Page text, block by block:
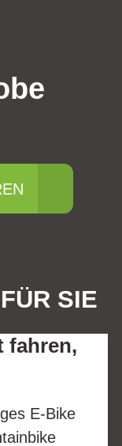
SIE
fahren,
E-Bike